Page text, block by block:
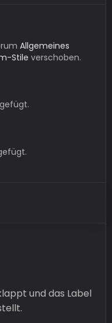
Allgemeines
Stile verschoben.
und das Label